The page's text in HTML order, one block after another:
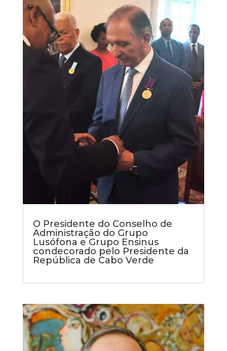
O Presidente do Conselho de
Administração do Grupo
Lusófona e Grupo Ensinus
condecorado pelo Presidente da
República de Cabo Verde